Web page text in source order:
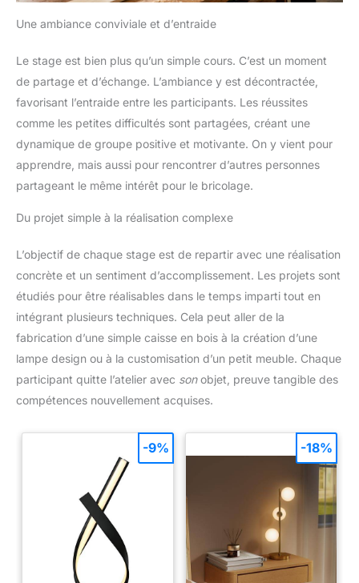
Une ambiance conviviale et d’entraide
Le stage est bien plus qu’un simple cours. C’est un moment
de partage et d’échange. L’ambiance y est décontractée,
favorisant l’entraide entre les participants. Les réussites
comme les petites difficultés sont partagées, créant une
dynamique de groupe positive et motivante. On y vient pour
apprendre, mais aussi pour rencontrer d’autres personnes
partageant le même intérêt pour le bricolage.
Du projet simple à la réalisation complexe
L’objectif de chaque stage est de repartir avec une réalisation
concrète et un sentiment d’accomplissement. Les projets sont
étudiés pour être réalisables dans le temps imparti tout en
intégrant plusieurs techniques. Cela peut aller de la
fabrication d’une simple caisse en bois à la création d’une
lampe design ou à la customisation d’un petit meuble. Chaque
participant quitte l’atelier avec sonobjet, preuve tangible des
compétences nouvellement acquises.
-9% -18%